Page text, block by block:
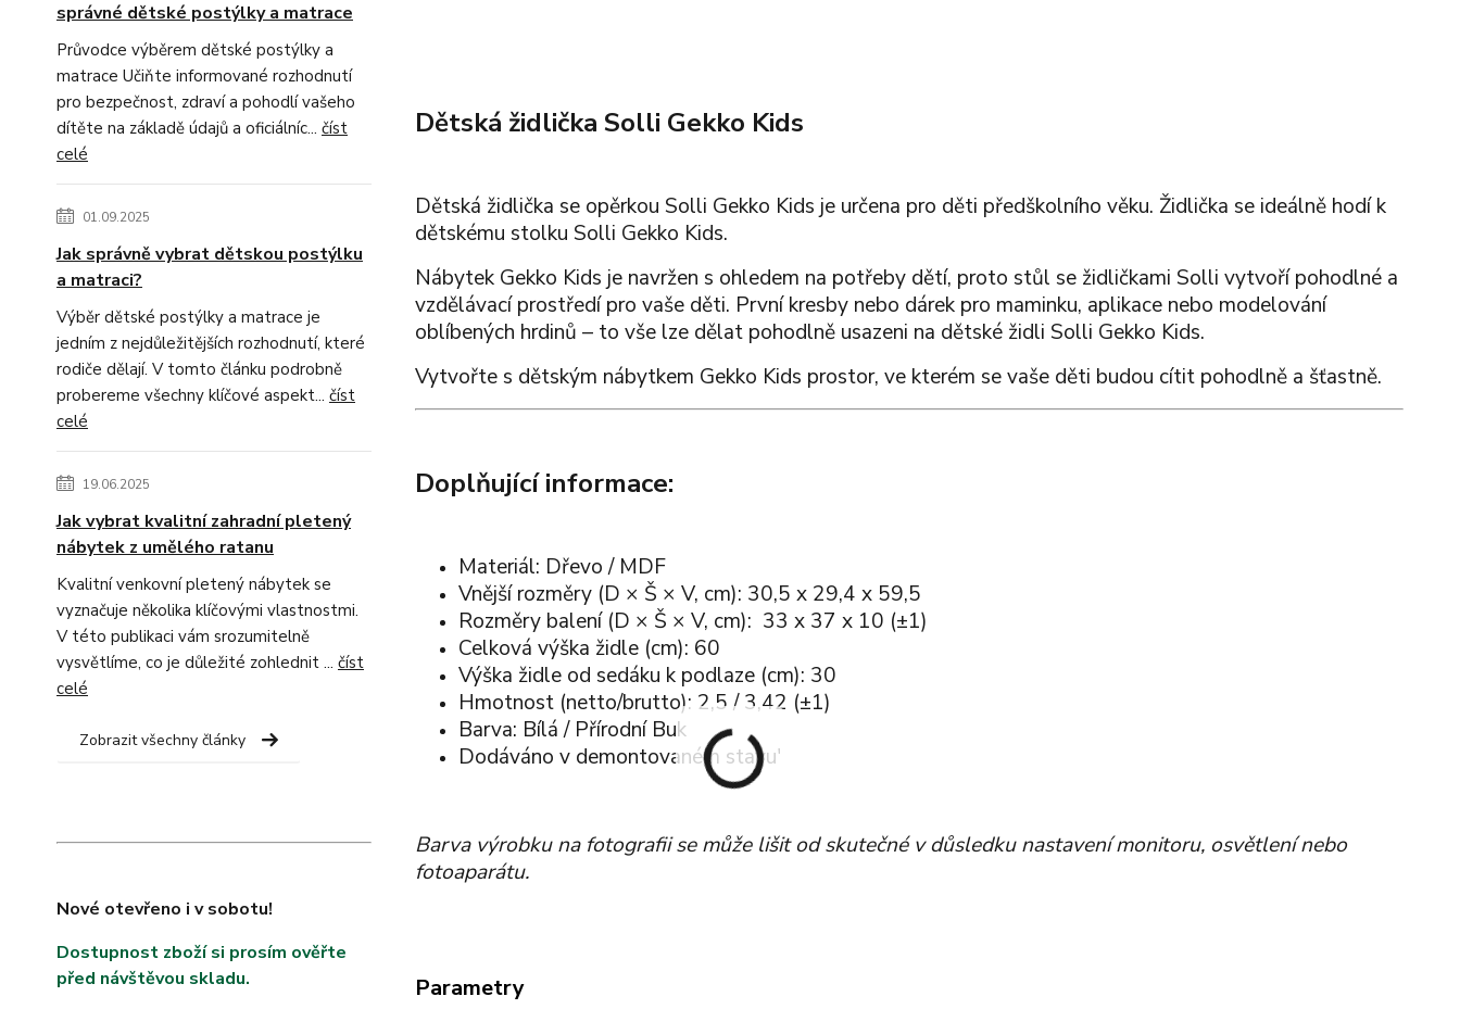
správné dětské postýlky a matrace
Průvodce výběrem dětské postýlky a
matrace Učiňte informované rozhodnutí
pro bezpečnost, zdraví a pohodlí vašeho
dítěte na základě údajů a oficiálníc... číst
celé
01.09.2025
Jak správně vybrat dětskou postýlku
a matraci?
Výběr dětské postýlky a matrace je
jedním z nejdůležitějších rozhodnutí, které
rodiče dělají. V tomto článku podrobně
probereme všechny klíčové aspekt... číst
celé
19.06.2025
Jak vybrat kvalitní zahradní pletený
nábytek z umělého ratanu
Kvalitní venkovní pletený nábytek se
vyznačuje několika klíčovými vlastnostmi.
V této publikaci vám srozumitelně
vysvětlíme, co je důležité zohlednit ... číst
celé
Zobrazit všechny články
Nové otevřeno i v sobotu!
Dostupnost zboží si prosím ověřte
před návštěvou skladu.
Dětská židlička Solli Gekko Kids
Dětská židlička se opěrkou Solli Gekko Kids je určena pro děti předškolního věku. Židlička se ideálně hodí k
dětskému stolku Solli Gekko Kids.
Nábytek Gekko Kids je navržen s ohledem na potřeby dětí, proto stůl se židličkami Solli vytvoří pohodlné a
vzdělávací prostředí pro vaše děti. První kresby nebo dárek pro maminku, aplikace nebo modelování
oblíbených hrdinů – to vše lze dělat pohodlně usazeni na dětské židli Solli Gekko Kids.
Vytvořte s dětským nábytkem Gekko Kids prostor, ve kterém se vaše děti budou cítit pohodlně a šťastně.
Doplňující informace:
Materiál: Dřevo / MDF
Vnější rozměry (D × Š × V, cm): 30,5 x 29,4 x 59,5
Rozměry balení (D × Š × V, cm): 33 x 37 x 10 (±1)
Celková výška židle (cm): 60
Výška židle od sedáku k podlaze (cm): 30
Hmotnost (netto/brutto): 2,5 / 3,42 (±1)
Barva: Bílá / Přírodní Buk
Dodáváno v demontovaném stavu'
Barva výrobku na fotografii se může lišit od skutečné v důsledku nastavení monitoru, osvětlení nebo
fotoaparátu.
Parametry